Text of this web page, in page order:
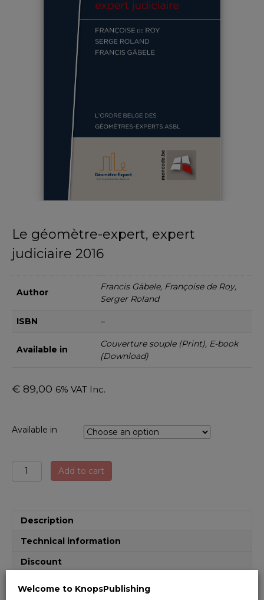
Le géomètre-expert, expert
judiciaire 2016
Author
Francis Gäbele, Françoise de Roy,
Serger Roland
ISBN –
Available in
Couverture souple (Print), E-book
(Download)
€ 89,00 6% VAT Inc.
Available in
géomètre-
2016
quantity
Add to cart
Description
Technical information
Discount
Welcome to KnopsPublishing